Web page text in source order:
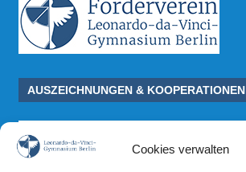
Cookies verwalten
AUSZEICHNUNGEN & KOOPERATIONEN